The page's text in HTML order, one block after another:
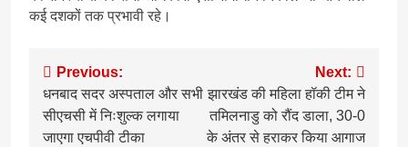
कई दशकों तक प्रभावी रहे।
Post
navigation
Previous:
धनबाद सदर अस्पताल और सभी
सीएचसी में निःशुल्क लगाया
जाएगा एचपीवी टीका
Next:
झारखंड की महिला हॉकी टीम ने
तमिलनाडु को रौंद डाला, 30-0
के अंतर से हराकर किया आगाज